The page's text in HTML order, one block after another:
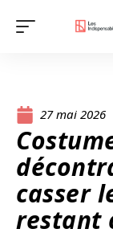
27 mai 2026
casser
restant